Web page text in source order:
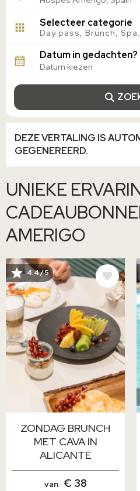
Valencia, Spanje
Granada, Spanje
Caceres, Spanje
Cordoba, Spanje
Selecteer categorie
Day pass, Brunch,
Datum in gedachten?
DEZE VERTALING IS
GEGENEREERD.
UNIEKE
AMERIGO
AFBEELDING
4.4 / 5
ZONDAG BRUNCH
MET CAVA IN
ALICANTE
van € 38